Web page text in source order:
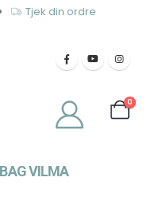
Tjek din ordre
0
VILMA